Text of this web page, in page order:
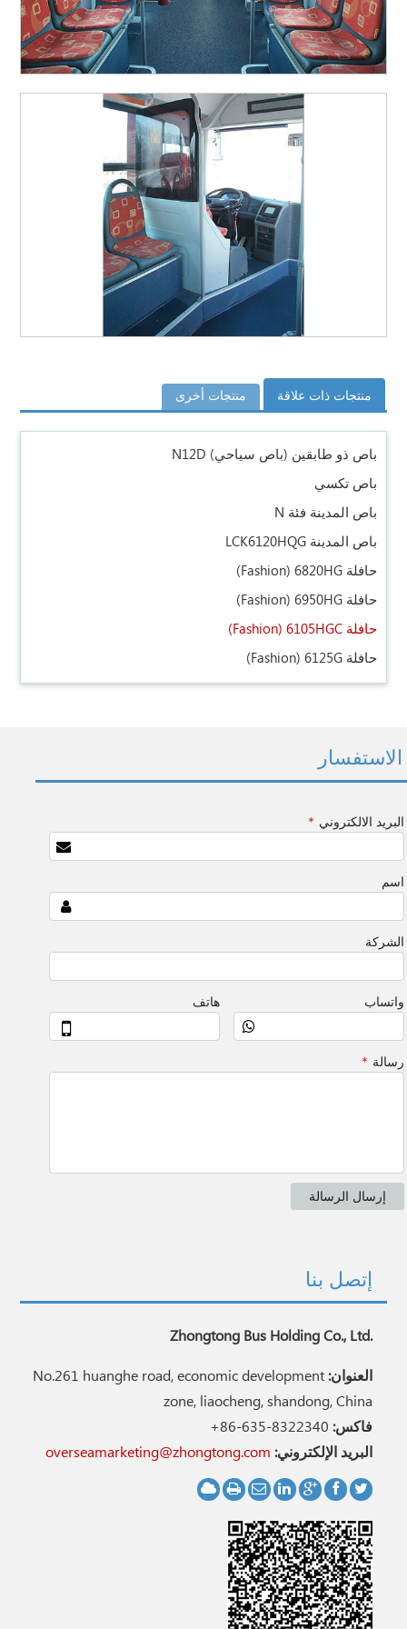
منتجات ذات علاقة منتجات أخرى
باص ذو طابقين (باص سياحي) N12D
باص تكسي
باص المدينة فئة N
باص المدينة LCK6120HQG
حافلة 6820HG
(Fashion)
حافلة 6950HG
(Fashion)
حافلة 6105HGC
(Fashion)
حافلة 6125G
(Fashion)
الاستفسار
إتصل بنا
Zhongtong Bus Holding Co., Ltd.
العنوان: No.261 huanghe road, economic development
zone, liaocheng, shandong, China
فاكس: +86-635-8322340
البريد الإلكتروني: overseamarketing@zhongtong.com